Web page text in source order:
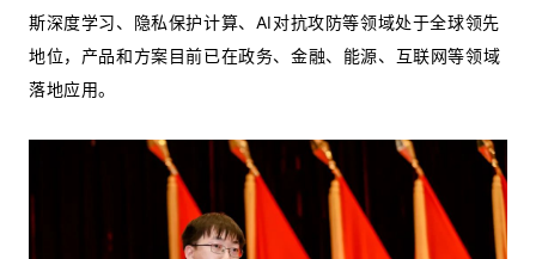
斯深度学习、隐私保护计算、AI对抗攻防等领域处于全球领先
地位，产品和方案目前已在政务、金融、能源、互联网等领域
落地应用。